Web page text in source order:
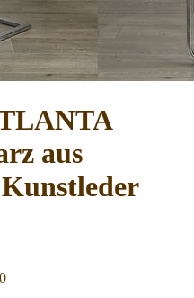
aus